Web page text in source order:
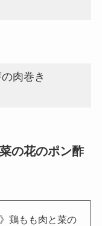
肉巻き
の花のポン酢
鶏もも肉と菜の